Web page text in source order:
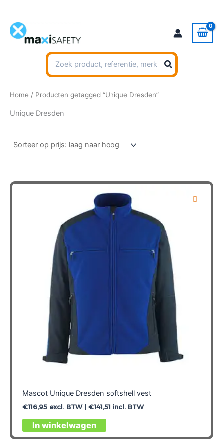
inhoud
Zoeken
naar:
Home / Producten getagged “Unique Dresden”
Unique Dresden
Mascot Unique Dresden softshell vest
€116,95excl. BTW | €141,51 incl. BTW
In winkelwagen
Dit
product